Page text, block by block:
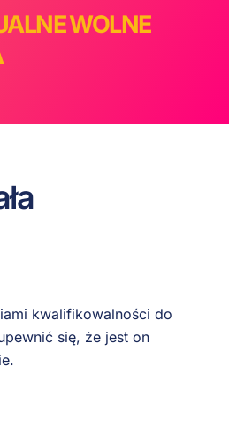
WOLNE
kwalifikowalności do
się, że jest on